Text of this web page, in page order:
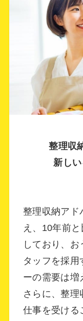
じようにし
整理収
新し
整理収納アド
え、10年前
しており、
タッフを採
ーの需要は増
さらに、整理
仕事を受ける